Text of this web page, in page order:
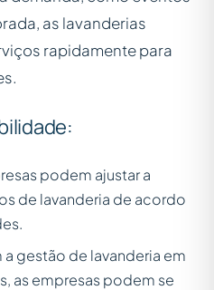
as lavanderias
rapidamente para
podem ajustar a
de lavanderia de acordo
a gestão de lavanderia em
as empresas podem se